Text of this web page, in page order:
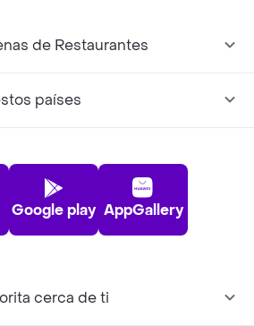
de Restaurantes
países
Google play AppGallery
cerca de ti